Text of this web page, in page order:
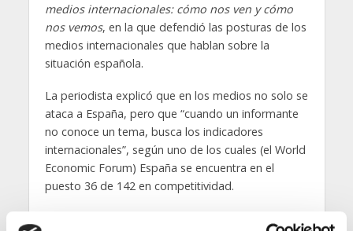
medios internacionales: cómo nos ven y cómo
nos vemos, en la que defendió las posturas de los
medios internacionales que hablan sobre la
situación española.
La periodista explicó que en los medios no solo se
ataca a España, pero que “cuando un informante
no conoce un tema, busca los indicadores
internacionales”, según uno de los cuales (el World
Economic Forum) España se encuentra en el
puesto 36 de 142 en competitividad.